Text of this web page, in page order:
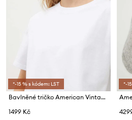
*-15 % s kódem: LST
Bavlněné tričko American Vintage T-SHIRT DROIT MC COL ROND
1499 Kč
*-